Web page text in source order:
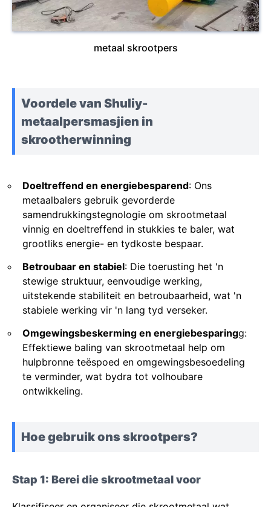
metaal skrootpers
Voordele van Shuliy-
metaalpersmasjien in
skrootherwinning
Doeltreffend en energiebesparend: Ons
metaalbalers gebruik gevorderde
samendrukkingstegnologie om skrootmetaal
vinnig en doeltreffend in stukkies te baler, wat
grootliks energie- en tydkoste bespaar.
Betroubaar en stabiel: Die toerusting het 'n
stewige struktuur, eenvoudige werking,
uitstekende stabiliteit en betroubaarheid, wat 'n
stabiele werking vir 'n lang tyd verseker.
Omgewingsbeskerming en energiebesparingg:
Effektiewe baling van skrootmetaal help om
hulpbronne teëspoed en omgewingsbesoedeling
te verminder, wat bydra tot volhoubare
ontwikkeling.
Hoe gebruik ons skrootpers?
Stap 1: Berei die skrootmetaal voor